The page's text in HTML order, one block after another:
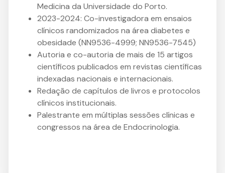
Medicina da Universidade do Porto.
2023-2024: Co-investigadora em ensaios
clínicos randomizados na área diabetes e
obesidade (NN9536-4999; NN9536-7545)
Autoria e co-autoria de mais de 15 artigos
científicos publicados em revistas científicas
indexadas nacionais e internacionais.
Redação de capítulos de livros e protocolos
clínicos institucionais.
Palestrante em múltiplas sessões clínicas e
congressos na área de Endocrinologia.